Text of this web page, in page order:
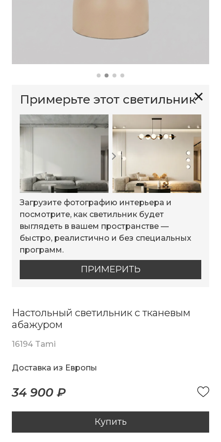
✕
Примерьте этот светильник
Загрузите фотографию интерьера и
посмотрите, как светильник будет
выглядеть в вашем пространстве —
быстро, реалистично и без специальных
программ.
ПРИМЕРИТЬ
Настольный светильник с тканевым
абажуром
16194 Tami
Доставка из Европы
34 900 ₽
Купить